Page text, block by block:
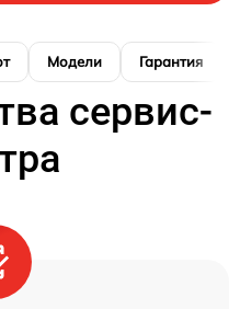
Модели Гарантия
сервис-